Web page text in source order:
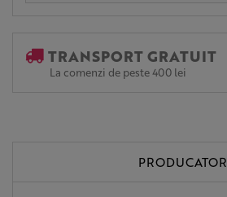
TRANSPORT GRATUIT
La comenzi de peste 400 lei
PRODUCATOR